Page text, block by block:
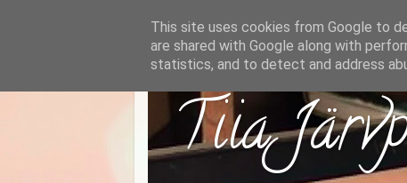
Tiia
This site uses cookies from Google to
are shared with Google along with
statistics, and to detect and address